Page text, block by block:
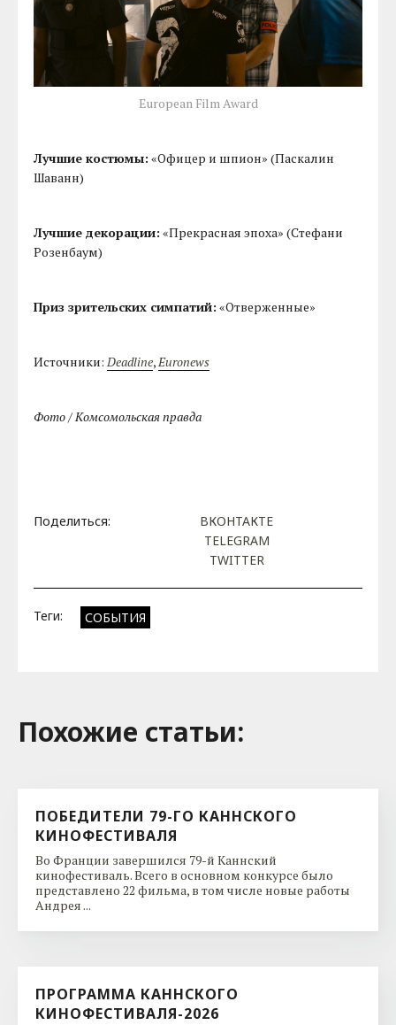
European Film Award
Лучшие костюмы: «Офицер и шпион» (Паскалин
Шаванн)
Лучшие декорации: «Прекрасная эпоха» (Стефани
Розенбаум)
Приз зрительских симпатий: «Отверженные»
Источники: Deadline, Euronews
Фото / Комсомольская правда
Поделиться:
ВКОНТАКТЕ
TELEGRAM
TWITTER
Теги: СОБЫТИЯ
Похожие cтатьи:
ПОБЕДИТЕЛИ 79-ГО КАННСКОГО
КИНОФЕСТИВАЛЯ
Во Франции завершился 79-й Каннский
кинофестиваль. Всего в основном конкурсе было
представлено 22 фильма, в том числе новые работы
Андрея ...
ПРОГРАММА КАННСКОГО
КИНОФЕСТИВАЛЯ-2026